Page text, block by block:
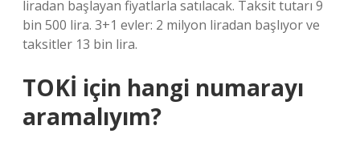
liradan başlayan fiyatlarla satılacak. Taksit tutarı 9
bin 500 lira. 3+1 evler: 2 milyon liradan başlıyor ve
taksitler 13 bin lira.
TOKİ için hangi numarayı
aramalıyım?